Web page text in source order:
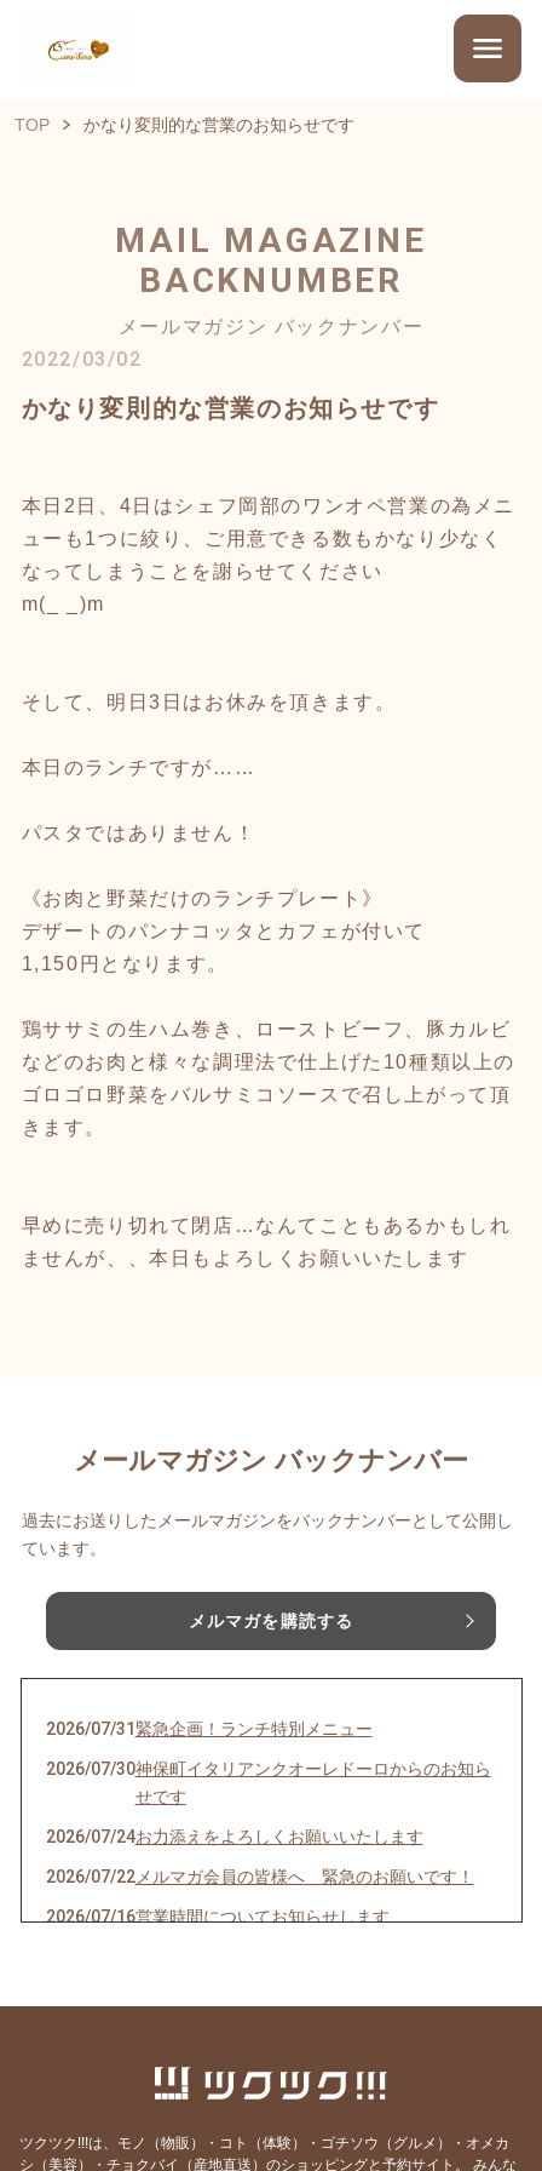
TOP かなり変則的な営業のお知らせです
MAIL MAGAZINE
BACKNUMBER
メールマガジン バックナンバー
2022/03/02
かなり変則的な営業のお知らせです
本日2日、4日はシェフ岡部のワンオペ営業の為メニ
ューも1つに絞り、ご用意できる数もかなり少なく
なってしまうことを謝らせてください
m(_ _)m
そして、明日3日はお休みを頂きます。
本日のランチですが……
パスタではありません！
《お肉と野菜だけのランチプレート》
デザートのパンナコッタとカフェが付いて
1,150円となります。
鶏ササミの生ハム巻き、ローストビーフ、豚カルビ
などのお肉と様々な調理法で仕上げた10種類以上の
ゴロゴロ野菜をバルサミコソースで召し上がって頂
きます。
早めに売り切れて閉店…なんてこともあるかもしれ
ませんが、、本日もよろしくお願いいたします
メールマガジン バックナンバー
過去にお送りしたメールマガジンをバックナンバーとして公開し
ています。
メルマガを購読する
2026/07/31 緊急企画！ランチ特別メニュー
2026/07/30神保町イタリアンクオーレドーロからのお知ら
せです
2026/07/24お力添えをよろしくお願いいたします
2026/07/22メルマガ会員の皆様へ 緊急のお願いです！
2026/07/16営業時間についてお知らせします
急なお知らせですみません！
2026/06/19 モモのパスタの試作を作りました
ツクツク!!!は、モノ（物販）・コト（体験）・ゴチソウ（グルメ）・オメカ
シ（美容）・チョクバイ（産地直送）のショッピングと予約サイト。
みんな